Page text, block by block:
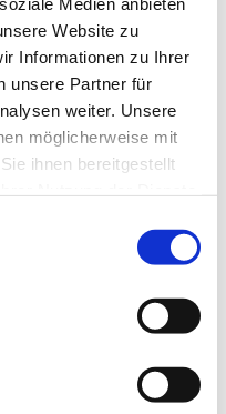
Website zu
Informationen zu Ihrer
unsere Partner für
weiter. Unsere
möglicherweise mit
ihnen bereitgestellt
Bewerbungen“ auf
egal